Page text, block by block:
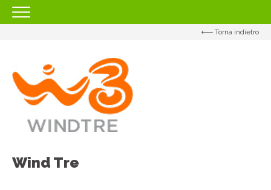
IL CENTRO
ORARI
COME RAGGIUNGERCI
PROMOZIONI
Torna indietro
Wind Tre